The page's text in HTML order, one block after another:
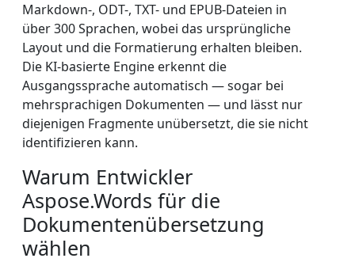
Markdown-, ODT-, TXT- und EPUB-Dateien in
über 300 Sprachen, wobei das ursprüngliche
Layout und die Formatierung erhalten bleiben.
Die KI-basierte Engine erkennt die
Ausgangssprache automatisch — sogar bei
mehrsprachigen Dokumenten — und lässt nur
diejenigen Fragmente unübersetzt, die sie nicht
identifizieren kann.
Warum Entwickler
Aspose.Words für die
Dokumentenübersetzung
wählen